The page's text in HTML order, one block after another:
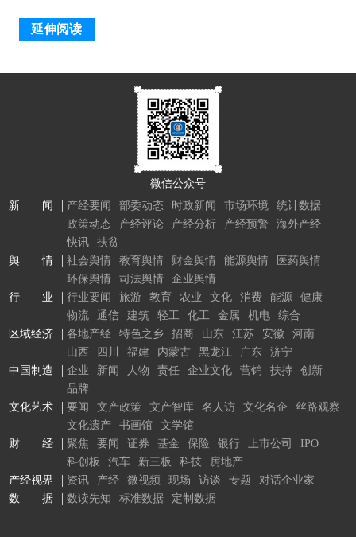
延伸阅读
微信公众号
新 闻
产经要闻 部委动态 时政新闻 市场环境
统计数据
政策动态
产经评论 产经分析 产经预警
海外产经
快讯
扶贫
舆 情
社会舆情 教育舆情 财金舆情 能源舆情
医药舆情
环保舆情
司法舆情
企业舆情
行 业
行业要闻 旅游 教育 农业 文化 消费 能源
健康
物流
通信 建筑 轻工 化工 金属 机电
综合
区域经济
各地产经 特色之乡 招商 山东 江苏 安徽
河南
山西
四川 福建 内蒙古 黑龙江 广东
济宁
中国制造
企业 新闻 人物 责任 企业文化 营销 扶持
创新
品牌
文化艺术
要闻 文产政策 文产智库 名人访 文化名企
丝路观察
文化遗产
书画馆
文学馆
财 经
聚焦 要闻 证券 基金 保险 银行 上市公司
IPO
科创板
汽车 新三板 科技
房地产
产经视界
资讯 产经 微视频 现场 访谈 专题
对话企业家
数 据
数读先知 标准数据 定制数据